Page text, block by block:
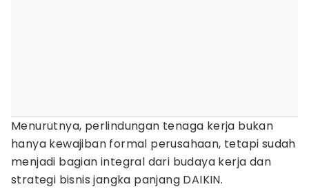
Menurutnya, perlindungan tenaga kerja bukan
hanya kewajiban formal perusahaan, tetapi sudah
menjadi bagian integral dari budaya kerja dan
strategi bisnis jangka panjang DAIKIN.